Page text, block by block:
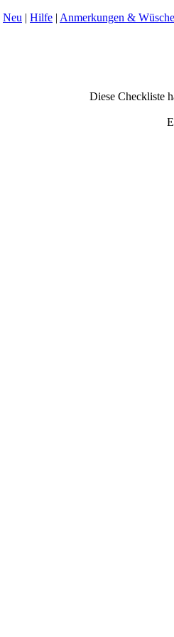
Neu | Hilfe | Anmerkungen & Wüsche
Diese Checkliste